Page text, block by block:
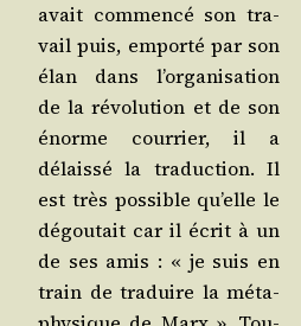
avait com­men­cé son tra­
vail puis, empor­té par son
élan dans l’or­ga­ni­sa­tion
de la révo­lu­tion et de son
énorme cour­rier, il a
délais­sé la tra­duc­tion. Il
est très pos­sible qu’elle le
dégou­tait car il écrit à un
de ses amis : « je suis en
train de tra­duire la méta­